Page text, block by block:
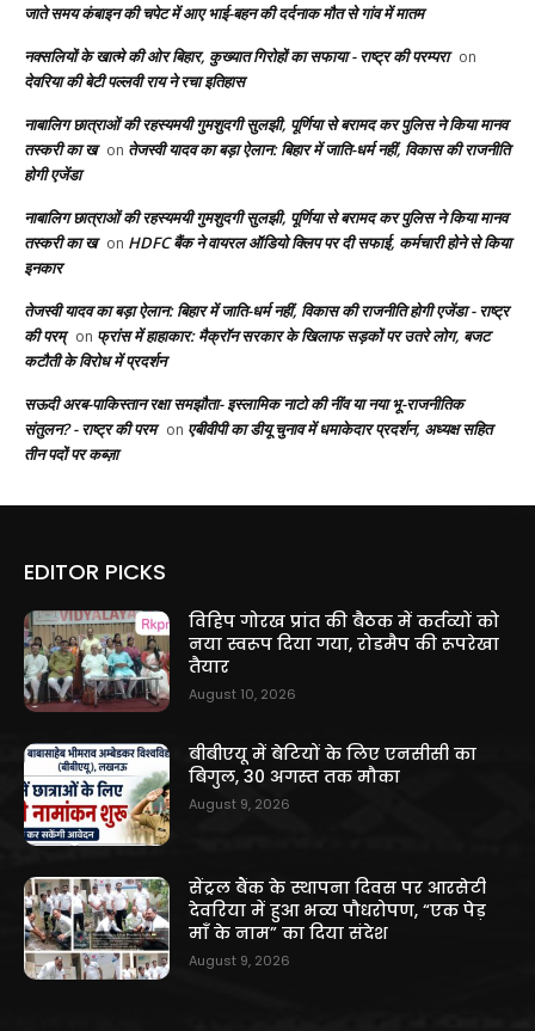
जाते समय कंबाइन की चपेट में आए भाई-बहन की दर्दनाक मौत से गांव में मातम
नक्सलियों के खात्मे की ओर बिहार, कुख्यात गिरोहों का सफाया - राष्ट्र की परम्परा on
देवरिया की बेटी पल्लवी राय ने रचा इतिहास
नाबालिग छात्राओं की रहस्यमयी गुमशुदगी सुलझी, पूर्णिया से बरामद कर पुलिस ने किया मानव
तस्करी का ख on तेजस्वी यादव का बड़ा ऐलान: बिहार में जाति-धर्म नहीं, विकास की राजनीति
होगी एजेंडा
नाबालिग छात्राओं की रहस्यमयी गुमशुदगी सुलझी, पूर्णिया से बरामद कर पुलिस ने किया मानव
तस्करी का ख on HDFC बैंक ने वायरल ऑडियो क्लिप पर दी सफाई, कर्मचारी होने से किया
इनकार
तेजस्वी यादव का बड़ा ऐलान: बिहार में जाति-धर्म नहीं, विकास की राजनीति होगी एजेंडा - राष्ट्र
की परम् on फ्रांस में हाहाकार: मैक्रॉन सरकार के खिलाफ सड़कों पर उतरे लोग, बजट
कटौती के विरोध में प्रदर्शन
सऊदी अरब-पाकिस्तान रक्षा समझौता- इस्लामिक नाटो की नींव या नया भू-राजनीतिक
संतुलन? - राष्ट्र की परम on एबीवीपी का डीयू चुनाव में धमाकेदार प्रदर्शन, अध्यक्ष सहित
तीन पदों पर कब्ज़ा
EDITOR PICKS
विहिप गोरख प्रांत की बैठक में कर्तव्यों को
नया स्वरूप दिया गया, रोडमैप की रूपरेखा
तैयार
August 10, 2026
बीबीएयू में बेटियों के लिए एनसीसी का
बिगुल, 30 अगस्त तक मौका
August 9, 2026
सेंट्रल बैंक के स्थापना दिवस पर आरसेटी
देवरिया में हुआ भव्य पौधरोपण, “एक पेड़
माँ के नाम” का दिया संदेश
August 9, 2026